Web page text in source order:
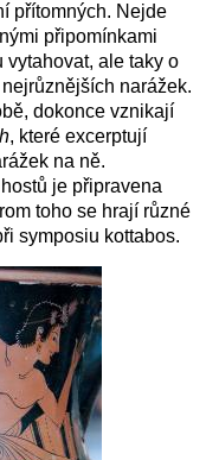
přítomných. Nejde
připomínkami
vytahovat, ale taky o
narážek.
dokonce vznikají
, které excerptují
na ně.
je připravena
toho se hrají různé
symposiu kottabos.